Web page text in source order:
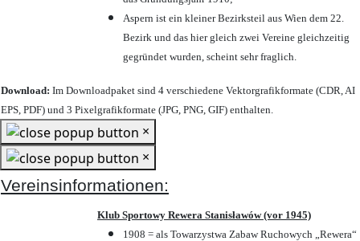
Aspern ist ein kleiner Bezirksteil aus Wien dem 22.
Bezirk und das hier gleich zwei Vereine gleichzeitig
gegründet wurden, scheint sehr fraglich.
Download: Im Downloadpaket sind 4 verschiedene Vektorgrafikformate (CDR, AI
EPS, PDF) und 3 Pixelgrafikformate (JPG, PNG, GIF) enthalten.
×
×
Vereinsinformationen:
Klub Sportowy Rewera Stanisławów (vor 1945)
1908 = als Towarzystwa Zabaw Ruchowych „Rewera“